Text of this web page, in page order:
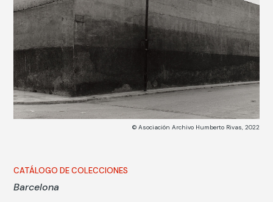
© Asociación Archivo Humberto Rivas, 2022
CATÁLOGO DE COLECCIONES
Barcelona